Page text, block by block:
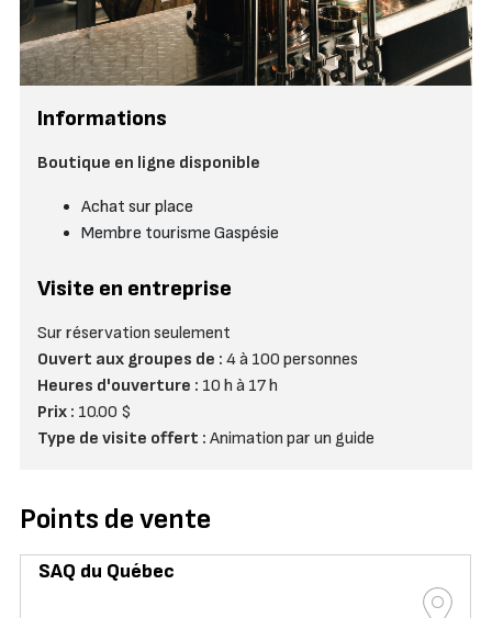
Informations
Boutique en ligne disponible
Achat sur place
Membre tourisme Gaspésie
Visite en entreprise
Sur réservation seulement
Ouvert aux groupes de : 4 à 100 personnes
Heures d'ouverture : 10 h à 17 h
Prix : 10.00 $
Type de visite offert : Animation par un guide
Points de vente
SAQ du Québec